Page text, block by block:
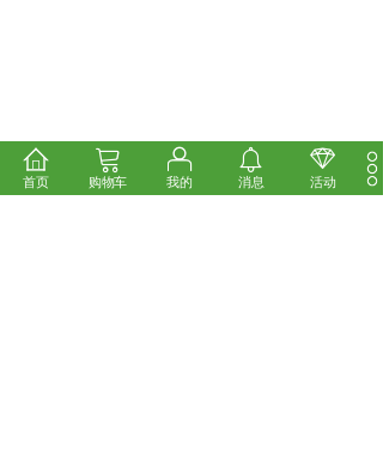
首页 购物车 我的 消息 活动